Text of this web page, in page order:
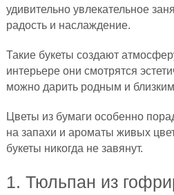
удивительно увлекательное
радость и наслаждение.
Такие букеты создают
интерьере они смотрятся
можно дарить родным и
Цветы из бумаги особенно
на запахи и ароматы живых
букеты никогда не завянут.
1. Тюльпан из